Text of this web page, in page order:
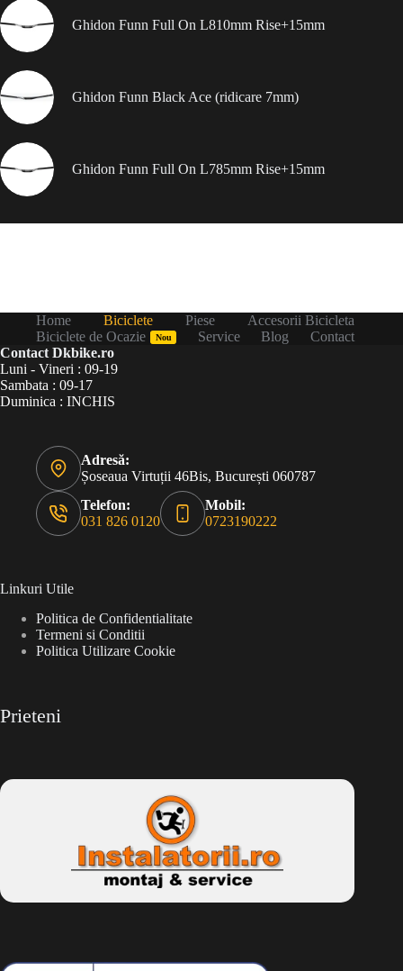
Ghidon Funn Full On L810mm Rise+15mm
Ghidon Funn Black Ace (ridicare 7mm)
Ghidon Funn Full On L785mm Rise+15mm
Home Biciclete Piese
Accesorii Bicicleta
Biciclete de Ocazie
Nou Service Blog
Contact
Contact Dkbike.ro
Luni - Vineri : 09-19
Sambata : 09-17
Duminica : INCHIS
Adresă:
Șoseaua Virtuții 46Bis, București 060787
Telefon:
031 826 0120
Mobil:
0723190222
Linkuri Utile
Politica de Confidentialitate
Termeni si Conditii
Politica Utilizare Cookie
Prieteni